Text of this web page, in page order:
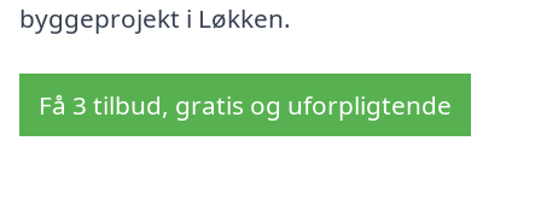
byggeprojekt i Løkken.
Få 3 tilbud, gratis og uforpligtende